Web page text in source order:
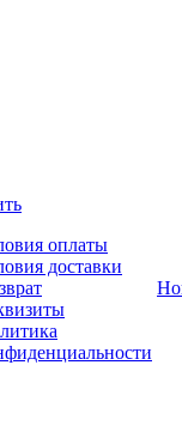
оплаты
доставки